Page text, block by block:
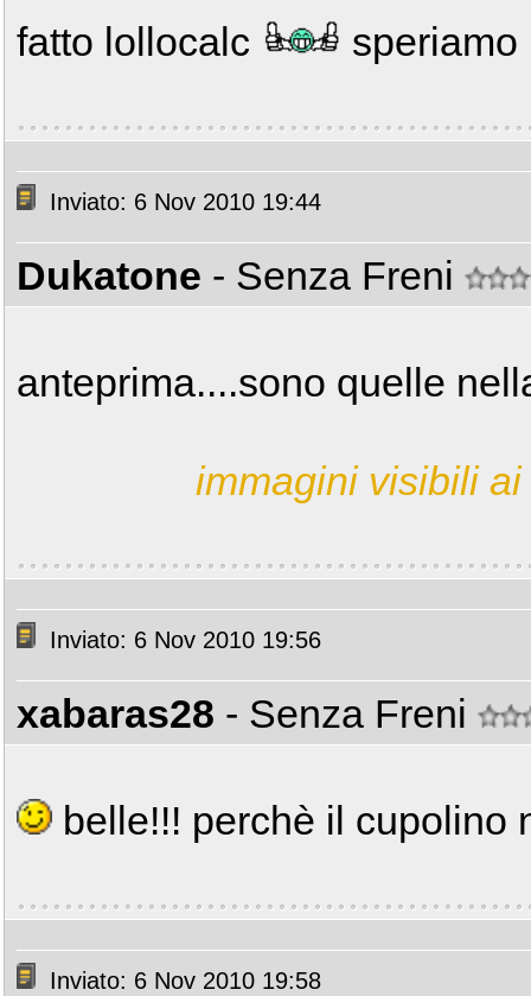
fatto lollocalc speriamo
Inviato: 6 Nov 2010 19:44
Dukatone - Senza Freni
anteprima....sono quelle
immagini visibili
Inviato: 6 Nov 2010 19:56
xabaras28 - Senza Freni
belle!!! perchè il cupolino
Inviato: 6 Nov 2010 19:58